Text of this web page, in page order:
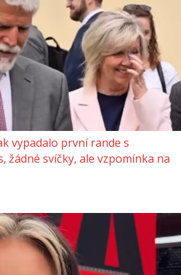
vypadalo první rande s
žádné svíčky, ale vzpomínka na